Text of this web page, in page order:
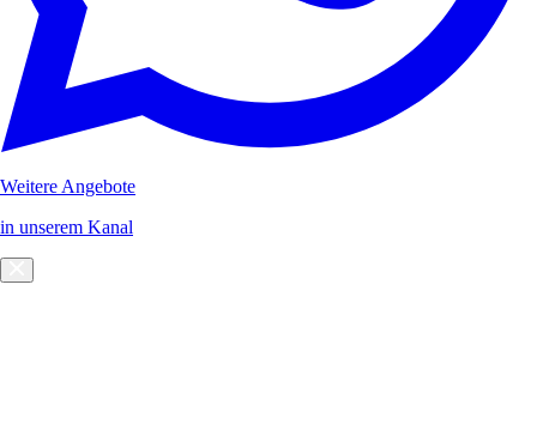
Weitere Angebote
in unserem Kanal